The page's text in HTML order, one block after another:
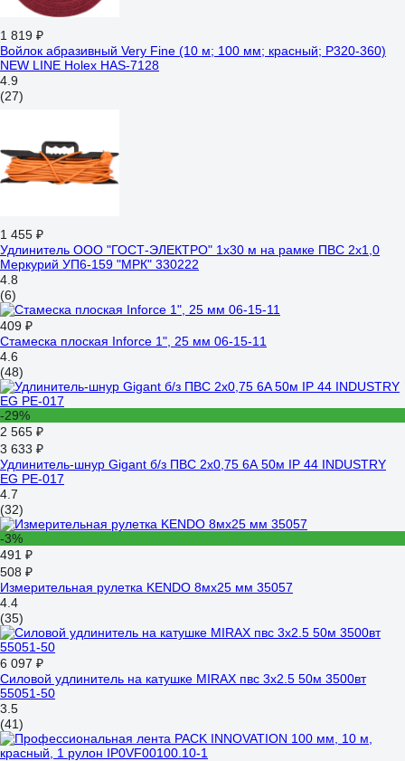
1 819 ₽
Войлок абразивный Very Fine (10 м; 100 мм; красный; Р320-360)
NEW LINE Holex HAS-7128
4.9
(27)
1 455 ₽
Удлинитель ООО "ГОСТ-ЭЛЕКТРО" 1x30 м на рамке ПВС 2x1,0
Меркурий УП6-159 "МРК" 330222
4.8
(6)
409 ₽
Стамеска плоская Inforce 1", 25 мм 06-15-11
4.6
(48)
-29%
2 565 ₽
3 633 ₽
Удлинитель-шнур Gigant б/з ПВС 2х0,75 6A 50м IP 44 INDUSTRY
EG PE-017
4.7
(32)
-3%
491 ₽
508 ₽
Измерительная рулетка KENDO 8мх25 мм 35057
4.4
(35)
6 097 ₽
Силовой удлинитель на катушке MIRAX пвс 3x2.5 50м 3500вт
55051-50
3.5
(41)